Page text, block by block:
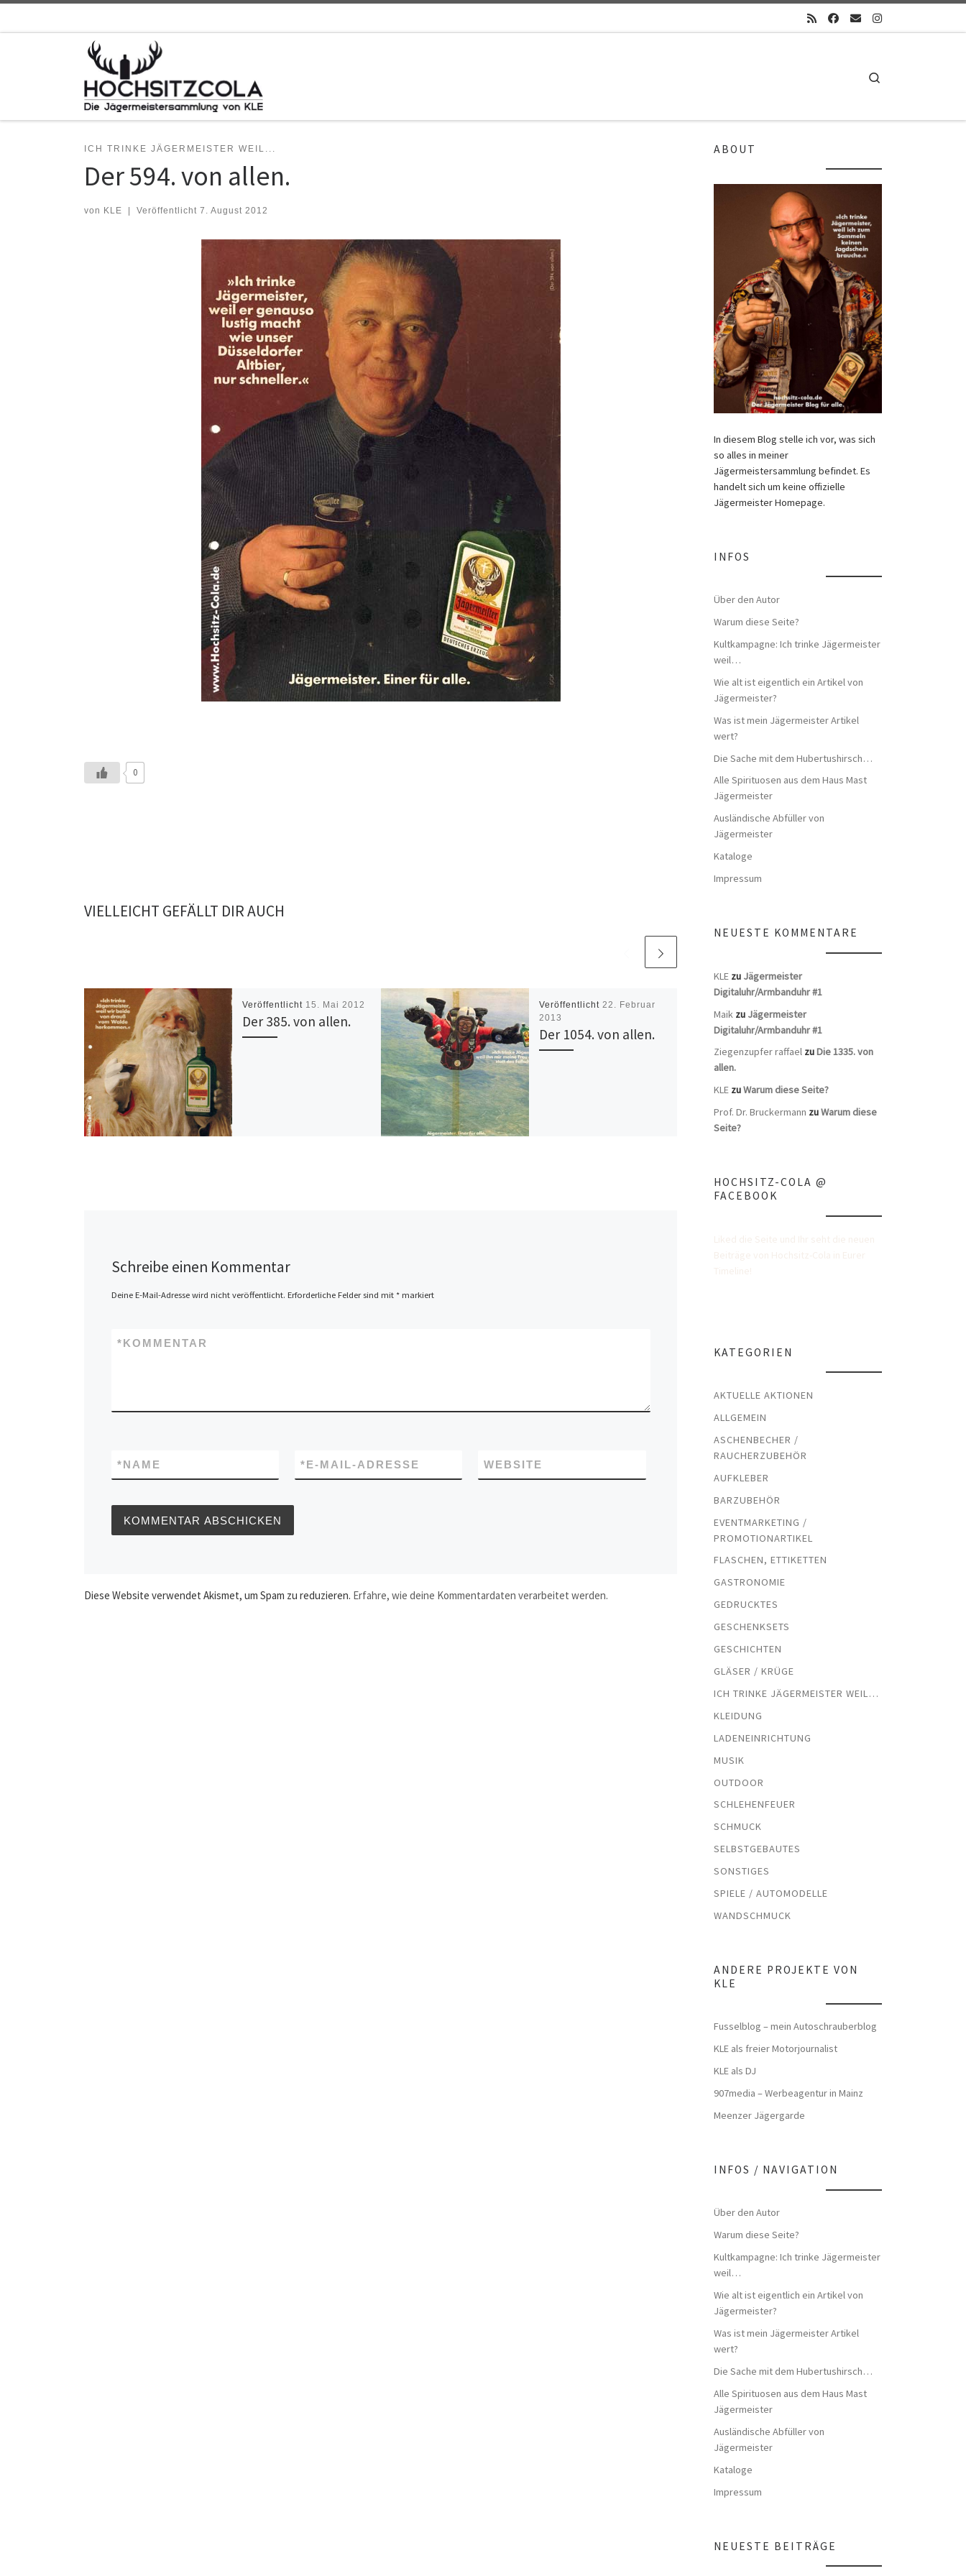
ICH TRINKE JÄGERMEISTER WEIL...
Der 594. von allen.
von KLE | Veröffentlicht 7. August 2012
0
VIELLEICHT GEFÄLLT DIR AUCH
Veröffentlicht 15. Mai 2012
Der 385. von allen.
Veröffentlicht 22. Februar
2013
Der 1054. von allen.
series.
nicht in meiner Sammlung.
Schreibe einen Kommentar
Deine E-Mail-Adresse wird nicht veröffentlicht. Erforderliche Felder sind mit *markiert
KOMMENTAR
*
NAME
* E-MAIL-ADRESSE
* WEBSITE
Diese Website verwendet Akismet, um Spam zu reduzieren. Erfahre, wie deine Kommentardaten verarbeitet werden.
ABOUT
In diesem Blog stelle ich vor, was sich
so alles in meiner
Jägermeistersammlung befindet. Es
handelt sich um keine offizielle
Jägermeister Homepage.
INFOS
Über den Autor
Warum diese Seite?
Kultkampagne: Ich trinke Jägermeister
weil…
Wie alt ist eigentlich ein Artikel von
Jägermeister?
Was ist mein Jägermeister Artikel
wert?
Die Sache mit dem Hubertushirsch…
Alle Spirituosen aus dem Haus Mast
Jägermeister
Ausländische Abfüller von
Jägermeister
Kataloge
Impressum
NEUESTE KOMMENTARE
KLEzu Jägermeister
Digitaluhr/Armbanduhr #1
Maik zu Jägermeister
Digitaluhr/Armbanduhr #1
Ziegenzupfer raffaelzuDie 1335. von
allen.
KLEzuWarum diese Seite?
Prof. Dr. Bruckermann zuWarum diese
Seite?
HOCHSITZ-COLA @
FACEBOOK
KATEGORIEN
AKTUELLE AKTIONEN
ALLGEMEIN
ASCHENBECHER /
RAUCHERZUBEHÖR
AUFKLEBER
BARZUBEHÖR
EVENTMARKETING /
PROMOTIONARTIKEL
FLASCHEN, ETTIKETTEN
GASTRONOMIE
GEDRUCKTES
GESCHENKSETS
GESCHICHTEN
GLÄSER / KRÜGE
ICH TRINKE JÄGERMEISTER WEIL…
KLEIDUNG
LADENEINRICHTUNG
MUSIK
OUTDOOR
SCHLEHENFEUER
SCHMUCK
SELBSTGEBAUTES
SONSTIGES
SPIELE / AUTOMODELLE
WANDSCHMUCK
ANDERE PROJEKTE VON
KLE
Fusselblog – mein Autoschrauberblog
KLE als freier Motorjournalist
KLE als DJ
907media – Werbeagentur in Mainz
Meenzer Jägergarde
INFOS / NAVIGATION
Über den Autor
Warum diese Seite?
Kultkampagne: Ich trinke Jägermeister
weil…
Wie alt ist eigentlich ein Artikel von
Jägermeister?
Was ist mein Jägermeister Artikel
wert?
Die Sache mit dem Hubertushirsch…
Alle Spirituosen aus dem Haus Mast
Jägermeister
Ausländische Abfüller von
Jägermeister
Kataloge
Impressum
NEUESTE BEITRÄGE